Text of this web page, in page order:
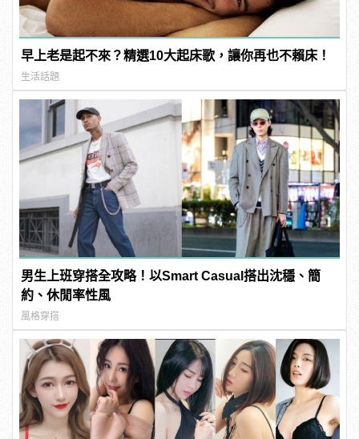
早上老是起不來？精選10大起床歌，讓你再也不賴床！
生活話題
男生上班穿搭全攻略！以Smart Casual搭出沈穩、簡
約、休閒率性風
風格穿搭